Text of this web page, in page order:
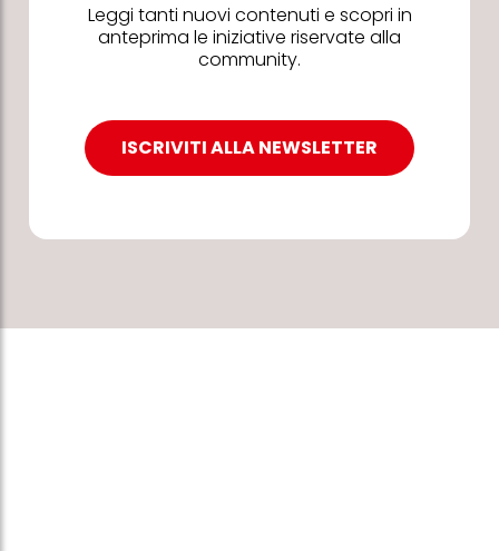
Leggi tanti nuovi contenuti e scopri in
anteprima le iniziative riservate alla
community.
ISCRIVITI ALLA NEWSLETTER